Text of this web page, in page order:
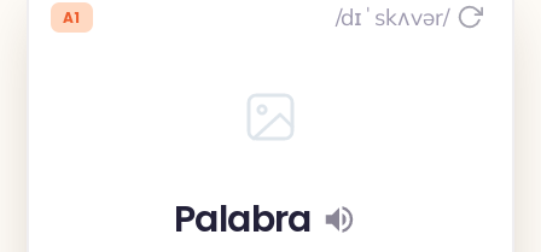
A1 /dɪˈskʌvər/
Palabra